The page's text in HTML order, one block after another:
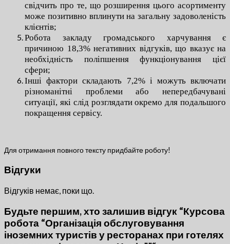
свідчить про те, що розширення цього асортименту
може позитивно вплинути на загальну задоволеність
клієнтів;
Робота закладу громадського харчування є
причиною 18,3% негативних відгуків, що вказує на
необхідність поліпшення функціонування цієї
сфери;
Інші фактори складають 7,2% і можуть включати
різноманітні проблеми або непередбачувані
ситуації, які слід розглядати окремо для подальшого
покращення сервісу.
Для отримання повного тексту придбайте роботу!
Відгуки
Відгуків немає, поки що.
Будьте першим, хто залишив відгук “Курсова
робота “Організація обслуговування
іноземних туристів у ресторанах при готелях